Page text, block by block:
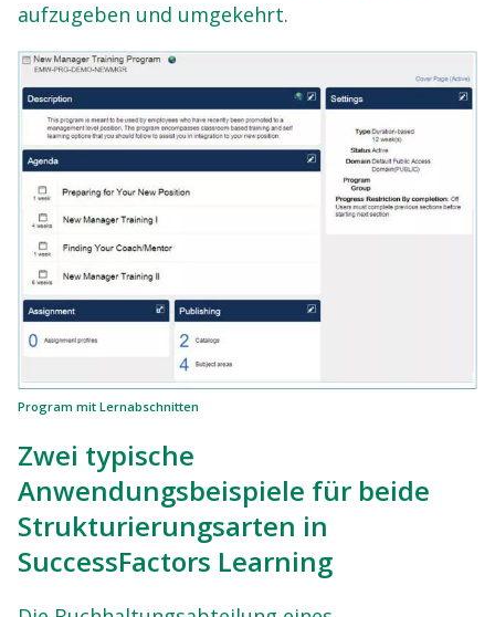
aufzugeben und umgekehrt.
Program mit Lernabschnitten
Zwei typische
Anwendungsbeispiele für beide
Strukturierungsarten in
SuccessFactors Learning